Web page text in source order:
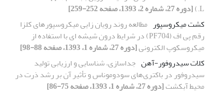
L.) [دوره 27، شماره 2، 1393، صفحه 252-259]
کشت میکروسپور مطالعه روند رویان زایی میکروسپورهای کلزا
رقم پی اف (PF704) در شرایط درون شیشه ای با استفاده از
میکروسکوپ الکترونی[دوره 27، شماره 1، 1393، صفحه 88-98]
کلات سیدروفور-آهن جداسازی، شناسایی و ارزیابی تولید
سیدروفور در باکتری‌های سودوموناس و تأثیر آن بر رشد ذرت در
محیط آبکشت[دوره 27، شماره 1، 1393، صفحه 75-86]